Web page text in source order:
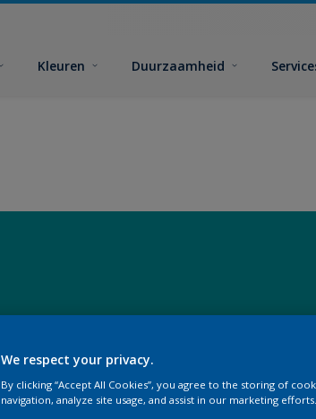
Kleuren Duurzaamheid
We respect your privacy.
By clicking “Accept All Cookies”, you agree to the storing of
navigation, analyze site usage, and assist in our marketing efforts.